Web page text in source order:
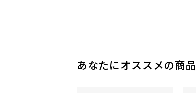
あなたにオススメの商品